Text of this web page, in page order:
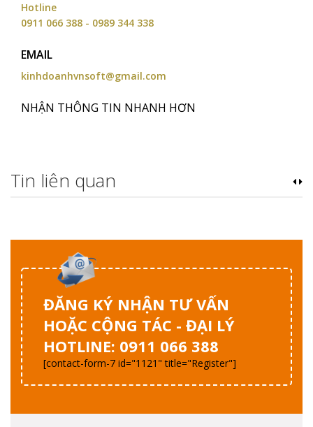
Hotline
0911 066 388 - 0989 344 338
EMAIL
kinhdoanhvnsoft@gmail.com
NHẬN THÔNG TIN NHANH HƠN
Tin liên quan
ĐĂNG KÝ NHẬN TƯ VẤN
HOẶC CỘNG TÁC - ĐẠI LÝ
HOTLINE: 0911 066 388
[contact-form-7 id="1121" title="Register"]